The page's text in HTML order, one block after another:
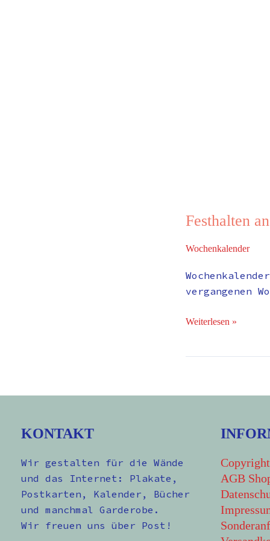
Festhalten
Wochenkalender
vergangenen
Weiterlesen »
KONTAKT
Wir gestalten für die Wände
und das Internet: Plakate,
Postkarten, Kalender, Bücher
und manchmal Garderobe.
Wir freuen uns über Post!
Copyright
AGB